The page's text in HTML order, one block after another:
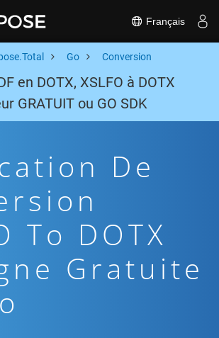
Français
Go Conversion
en DOTX, XSLFO à DOTX
GRATUIT ou GO SDK
De
To DOTX
Gratuite